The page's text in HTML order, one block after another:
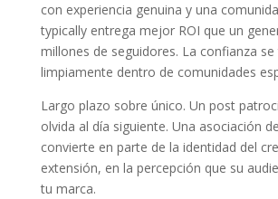
con experiencia genuina y una
typically entrega mejor ROI que un
millones de seguidores. La confianza
limpiamente dentro de comunidades
Largo plazo sobre único. Un post
olvida al día siguiente. Una asociación
convierte en parte de la identidad del
extensión, en la percepción que su
tu marca.